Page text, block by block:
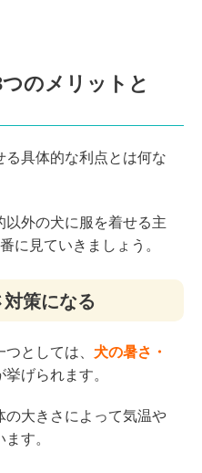
のメリットと
る具体的な利点とは何な
以外の犬に服を着せる主
に見ていきましょう。
策になる
としては、 犬の暑さ・
げられます。
の大きさによって気温や
す。